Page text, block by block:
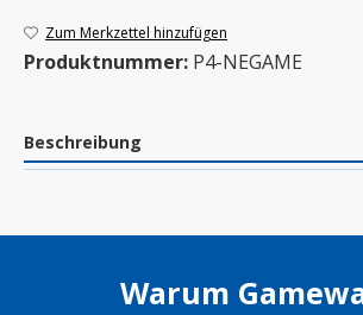
Zum Merkzettel hinzufügen
Produktnummer: P4-NEGAME
Beschreibung
Warum